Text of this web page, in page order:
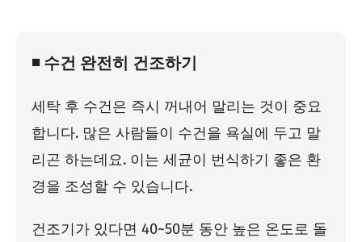
◾ 수건 완전히 건조하기
세탁 후 수건은 즉시 꺼내어 말리는 것이 중요
합니다. 많은 사람들이 수건을 욕실에 두고 말
리곤 하는데요. 이는 세균이 번식하기 좋은 환
경을 조성할 수 있습니다.
건조기가 있다면 40~50분 동안 높은 온도로 돌